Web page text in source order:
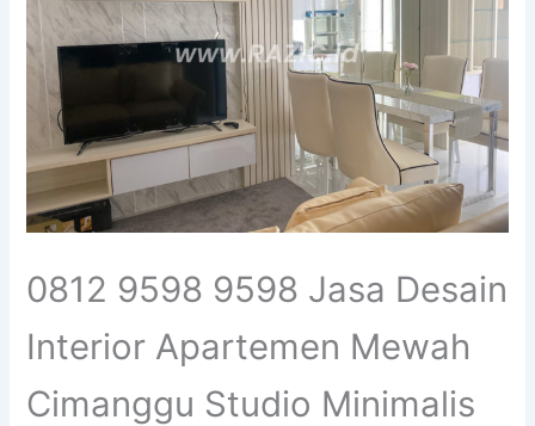
0812 9598 9598 Jasa Desain
Interior Apartemen Mewah
Cimanggu Studio Minimalis